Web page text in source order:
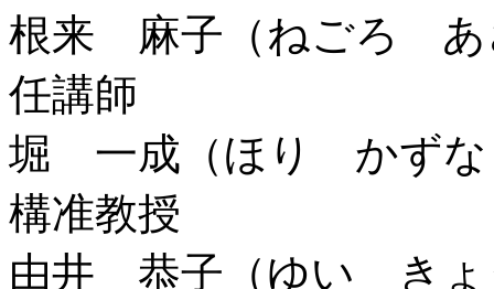
根来 麻子（ねごろ あ
任講師
堀 一成（ほり かずな
構准教授
由井 恭子（ゆい きょ